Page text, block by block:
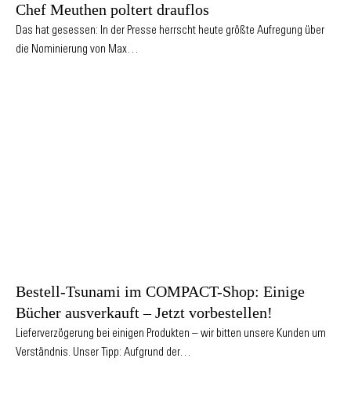
Chef Meuthen poltert drauflos
Das hat gesessen: In der Presse herrscht heute größte Aufregung über
die Nominierung von Max…
Bestell-Tsunami im COMPACT-Shop: Einige
Bücher ausverkauft – Jetzt vorbestellen!
Lieferverzögerung bei einigen Produkten – wir bitten unsere Kunden um
Verständnis. Unser Tipp: Aufgrund der…